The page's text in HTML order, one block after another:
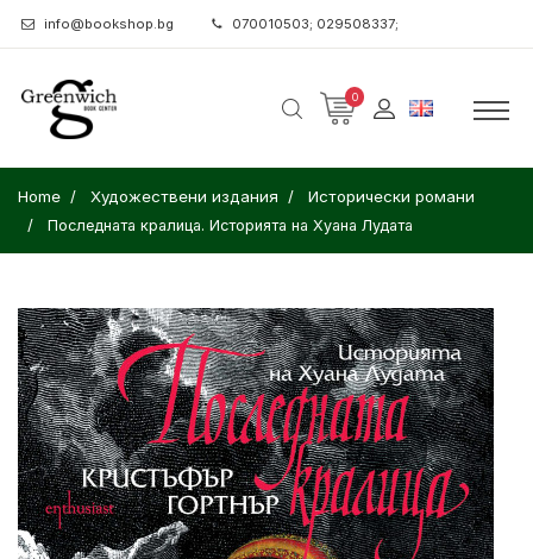
info@bookshop.bg 070010503; 029508337;
0
Home Художествени издания Исторически романи
Последната кралица. Историята на Хуана Лудата